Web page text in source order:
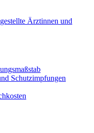
Ärztinnen und
Schutzimpfungen